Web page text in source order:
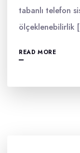
tabanlı telefon
ölçeklenebilirlik
READ MORE